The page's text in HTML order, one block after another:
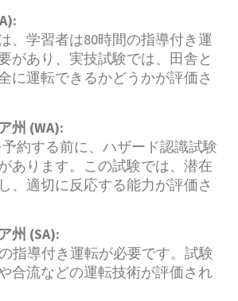
、学習者は80時間の指導付き運
があり、実技試験では、田舎と
に運転できるかどうかが評価さ
州 (WA):
約する前に、ハザード認識試験
あります。この試験では、潜在
、適切に反応する能力が評価さ
州 (SA):
指導付き運転が必要です。試験
合流などの運転技術が評価され